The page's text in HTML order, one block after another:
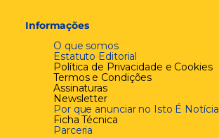
Informações
O que somos
Estatuto Editorial
Política de Privacidade e Cookies
Termos e Condições
Assinaturas
Newsletter
Por que anunciar no Isto É Notícia
Ficha Técnica
Parceria